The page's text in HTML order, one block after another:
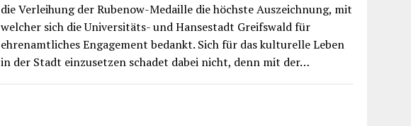
die Verleihung der Rubenow-Medaille die höchste Auszeichnung, mit
welcher sich die Universitäts- und Hansestadt Greifswald für
ehrenamtliches Engagement bedankt. Sich für das kulturelle Leben
in der Stadt einzusetzen schadet dabei nicht, denn mit der…